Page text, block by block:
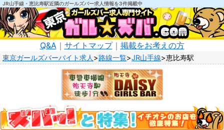
JR山手線・恵比寿駅近隣のガールズバー求人情報を3件掲載中
Q&A ｜ サイトマップ｜ 掲載をお考えの方
東京ガールズバーバイト求人 路線一覧 JR山手線 恵比寿駅